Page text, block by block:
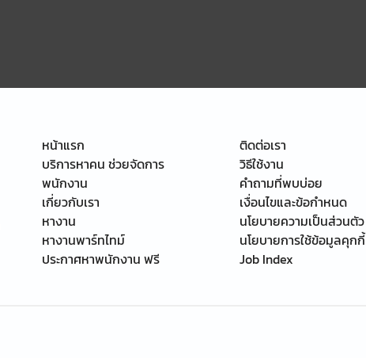
หน้าแรก
บริการหาคน ช่วยจัดการ
พนักงาน
เกี่ยวกับเรา
หางาน
หางานพาร์ทไทม์
ประกาศหาพนักงาน ฟรี
ติดต่อเรา
วิธีใช้งาน
คำถามที่พบบ่อย
เงื่อนไขและข้อกำหนด
นโยบายความเป็นส่วนตัว
นโยบายการใช้ข้อมูลคุกกี้
Job Index